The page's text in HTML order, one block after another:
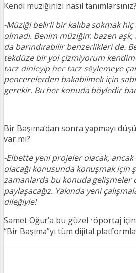
Kendi müziğinizi nasıl tanımlarsınız?
-Müziği belirli bir kalıba sokmak
olmadı. Benim müziğim bazen aşk,
da barındırabilir benzerlikleri de.
tekdüze bir yol çizmiyorum
tarz dinleyip her tarz söylemeye
pencerelerden bakabilmek için
gerekir. Bu her konuda böyledir
Bir Başıma’dan sonra yapmayı
var mı?
-Elbette yeni projeler olacak,
olacağı konusunda konuşmak için
zamanlarda bu konuda gelişmeler
paylaşacağız. Yakında yeni
dileğiyle!
Samet Oğur’a bu güzel röportaj
“Bir Başıma”yı tüm dijital